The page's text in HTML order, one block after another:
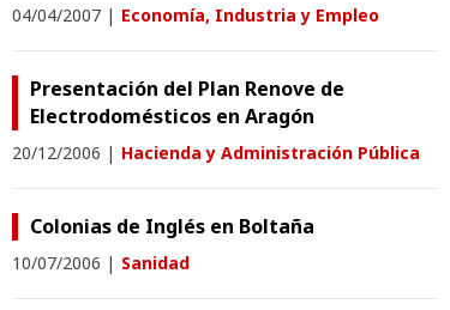
04/04/2007 | Economía, Industria y Empleo
Presentación del Plan Renove de
Electrodomésticos en Aragón
20/12/2006 | Hacienda y Administración Pública
Colonias de Inglés en Boltaña
10/07/2006 | Sanidad